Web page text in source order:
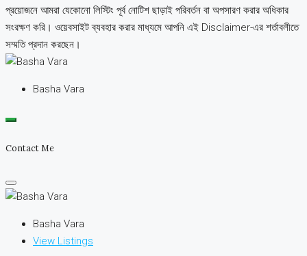
প্রয়োজনে আমরা যেকোনো লিস্টিং পূর্ব নোটিশ ছাড়াই পরিবর্তন বা অপসারণ করার অধিকার
সংরক্ষণ করি। ওয়েবসাইট ব্যবহার করার মাধ্যমে আপনি এই Disclaimer-এর শর্তাবলীতে
সম্মতি প্রদান করছেন।
Basha Vara
Contact Me
Basha Vara
View Listings